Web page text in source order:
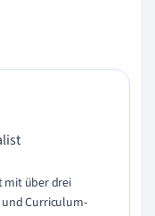
mit über drei
Curriculum-